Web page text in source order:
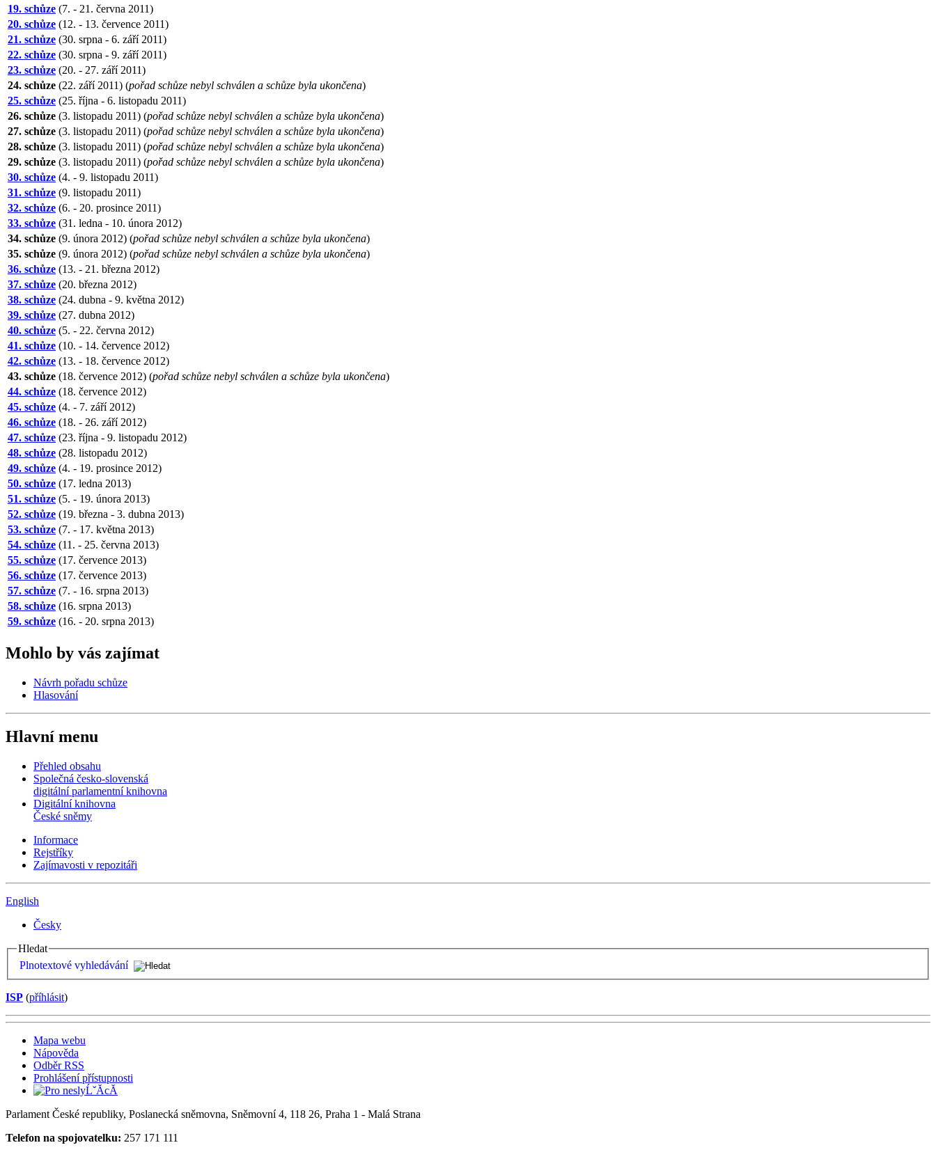
19. schůze (7. - 21. června 2011)
20. schůze (12. - 13. července 2011)
21. schůze (30. srpna - 6. září 2011)
22. schůze (30. srpna - 9. září 2011)
23. schůze (20. - 27. září 2011)
24. schůze (22. září 2011) (pořad schůze nebyl schválen a schůze byla ukončena)
25. schůze (25. října - 6. listopadu 2011)
26. schůze (3. listopadu 2011) (pořad schůze nebyl schválen a schůze byla ukončena)
27. schůze (3. listopadu 2011) (pořad schůze nebyl schválen a schůze byla ukončena)
28. schůze (3. listopadu 2011) (pořad schůze nebyl schválen a schůze byla ukončena)
29. schůze (3. listopadu 2011) (pořad schůze nebyl schválen a schůze byla ukončena)
30. schůze (4. - 9. listopadu 2011)
31. schůze (9. listopadu 2011)
32. schůze (6. - 20. prosince 2011)
33. schůze (31. ledna - 10. února 2012)
34. schůze (9. února 2012) (pořad schůze nebyl schválen a schůze byla ukončena)
35. schůze (9. února 2012) (pořad schůze nebyl schválen a schůze byla ukončena)
36. schůze (13. - 21. března 2012)
37. schůze (20. března 2012)
38. schůze (24. dubna - 9. května 2012)
39. schůze (27. dubna 2012)
40. schůze (5. - 22. června 2012)
41. schůze (10. - 14. července 2012)
42. schůze (13. - 18. července 2012)
43. schůze (18. července 2012) (pořad schůze nebyl schválen a schůze byla ukončena)
44. schůze (18. července 2012)
45. schůze (4. - 7. září 2012)
46. schůze (18. - 26. září 2012)
47. schůze (23. října - 9. listopadu 2012)
48. schůze (28. listopadu 2012)
49. schůze (4. - 19. prosince 2012)
50. schůze (17. ledna 2013)
51. schůze (5. - 19. února 2013)
52. schůze (19. března - 3. dubna 2013)
53. schůze (7. - 17. května 2013)
54. schůze (11. - 25. června 2013)
55. schůze (17. července 2013)
56. schůze (17. července 2013)
57. schůze (7. - 16. srpna 2013)
58. schůze (16. srpna 2013)
59. schůze (16. - 20. srpna 2013)
Mohlo by vás zajímat
Návrh pořadu schůze
Hlasování
Hlavní menu
Přehled obsahu
Společná česko-slovenská
digitální parlamentní knihovna
Digitální knihovna
České sněmy
Informace
Rejstříky
Zajímavosti v repozitáři
English
Česky
Hledat
Plnotextové vyhledávání
ISP (příhlásit)
Mapa webu
Nápověda
Odběr RSS
Prohlášení přístupnosti
Parlament České republiky, Poslanecká sněmovna, Sněmovní 4, 118 26, Praha 1 - Malá Strana
Telefon na spojovatelku: 257 171 111